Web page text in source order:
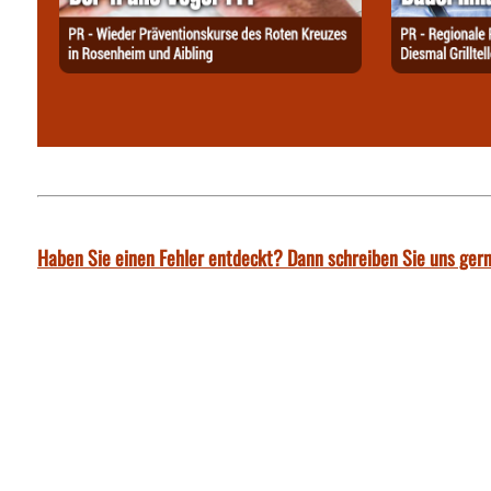
Haben Sie einen Fehler entdeckt? Dann schreiben Sie uns